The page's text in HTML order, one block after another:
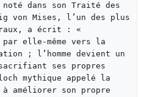
dans son Traité des
von Mises, l’un des plus
a écrit : «
elle-même vers la
; l’homme devient un
ses propres
mythique appelé la
améliorer son propre